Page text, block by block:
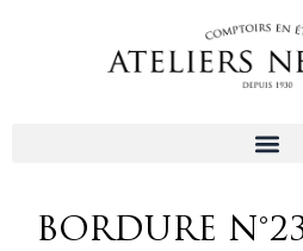
BORDURE